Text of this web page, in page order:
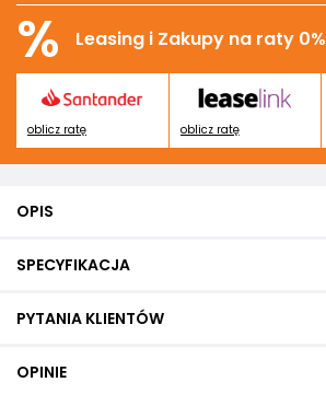
% Leasing i Zakupy na raty 0%
oblicz ratę oblicz ratę
OPIS
SPECYFIKACJA
PYTANIA KLIENTÓW
OPINIE